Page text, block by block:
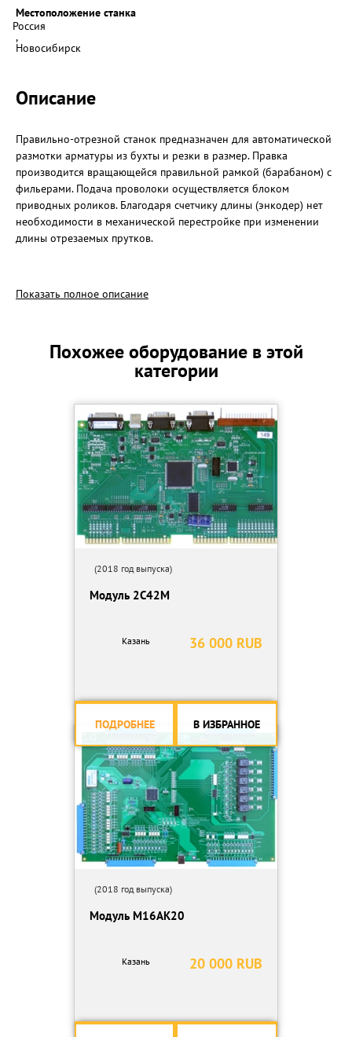
Местоположение станка
Россия
,
Новосибирск
Описание
Правильно-отрезной станок предназначен для автоматической
размотки арматуры из бухты и резки в размер. Правка
производится вращающейся правильной рамкой (барабаном) с
фильерами. Подача проволоки осуществляется блоком
приводных роликов. Благодаря счетчику длины (энкодер) нет
необходимости в механической перестройке при изменении
длины отрезаемых прутков.
передовых технологий порошковой металлургии и выполнены
из специального твердого сплава ВК (вольфрам-кобальт);
Camozzi®;
- станок обладает высокой точностью реза благодаря счетчику
- высокое качество правки;
- параметры длины и количества прутков задаются с панели
управления оператора;
- рекомендуется при работе с оцинкованной проволокой:
меньшая скорость протяга снижает истирание цинкового
покрытия, универсальный бухтодержатель обеспечивает
оптимальную подачу, учитывая особенности намотки бухты
оцинкованной проволоки;
- возможность протяжки малых диаметров проволоки 2,5 и 2,8
Мощность, кВт: 5,5
Скорость подачи, м/мин: до 40 м (при длине прутка 3 м)
Привод руба: пневматический
Давление сжатого воздуха, атм: 6
Показать полное описание
Похожее оборудование в этой
категории
(2018 год выпуска)
Модуль 2С42М
36 000 RUB
Казань
ПОДРОБНЕЕ В ИЗБРАННОЕ
(2018 год выпуска)
Модуль М16АК20
20 000 RUB
Казань